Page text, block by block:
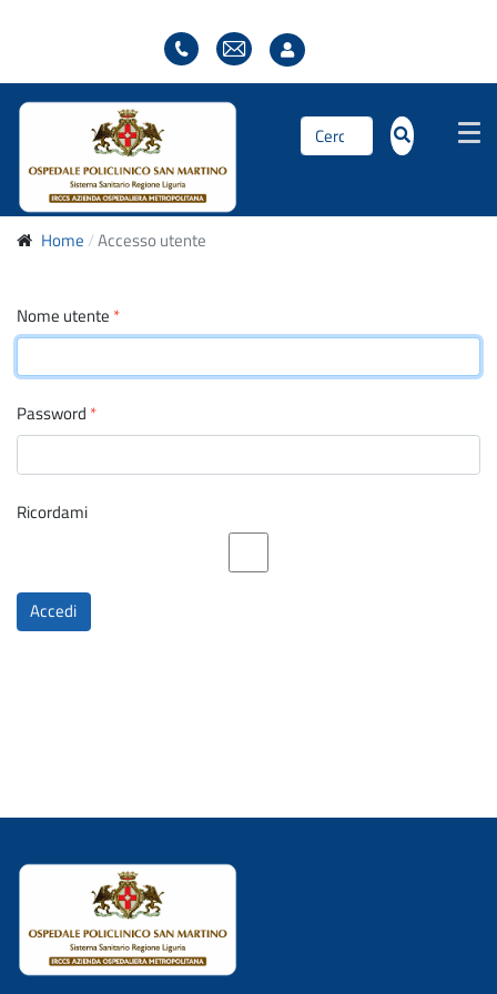
Cerca...
Home Accesso utente
Nome utente *
Password *
Ricordami
Accedi